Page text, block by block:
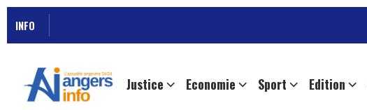
INFO
Justice Economie Sport Edition